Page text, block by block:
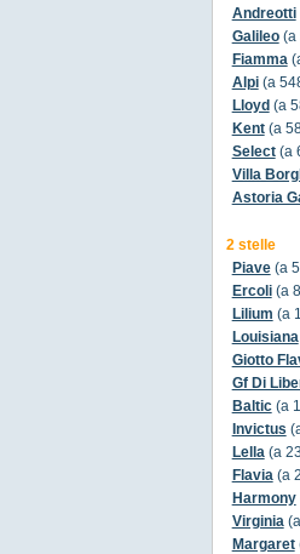
Andreotti
Galileo(a
Fiamma
Alpi(a
Lloyd (a
Kent(a
Select(a
Villa
Astoria
2 stelle
Piave(a
Ercoli(a
Lilium (a
Louisiana
Giotto
Gf Di
Baltic(a
Invictus
Lella(a
Flavia(a
Harmony
Virginia
Margaret